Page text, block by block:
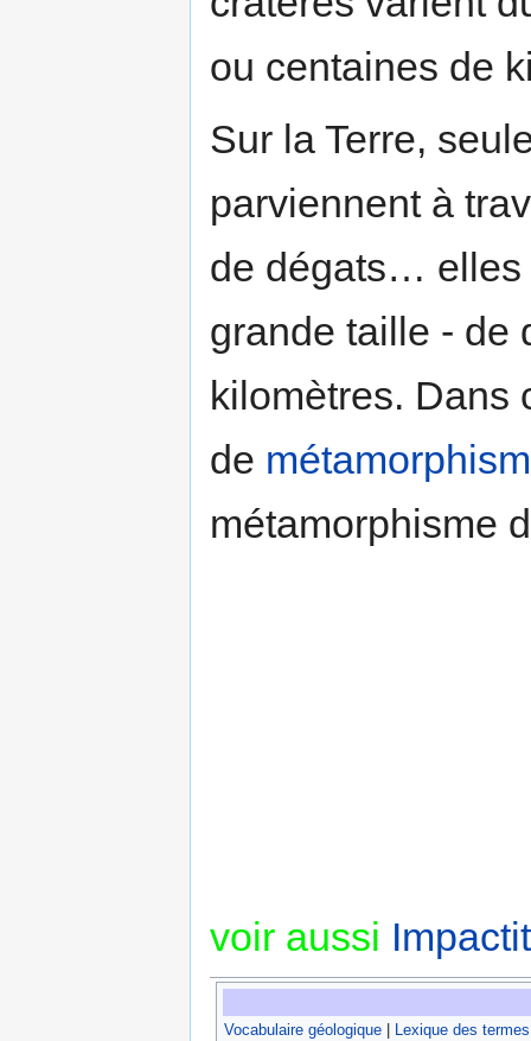
ou centaines de
Sur la Terre,
parviennent à
de dégats… elles
grande taille - de
kilomètres. Dans
de
métamorphisme
voir aussi
Vocabulaire géologique Lexique des